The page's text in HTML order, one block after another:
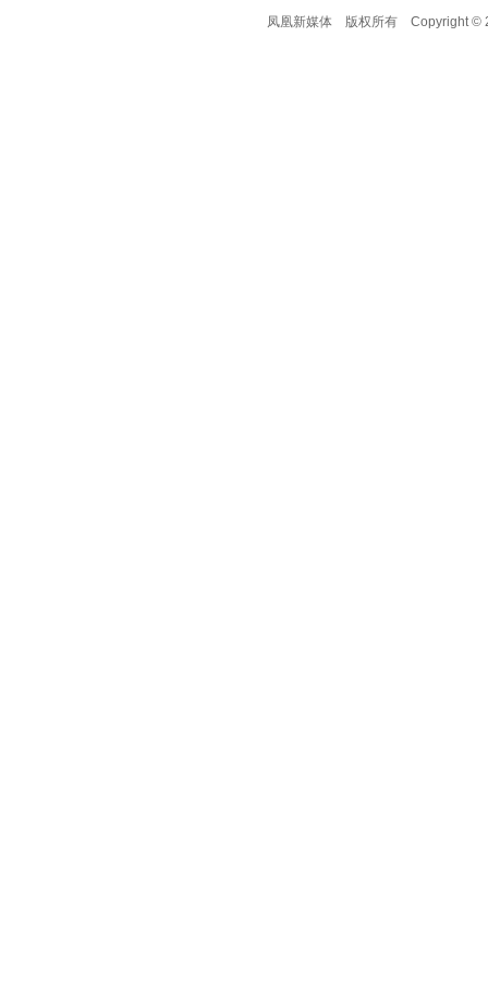
凤凰新媒体
版权所有 Copyright ©